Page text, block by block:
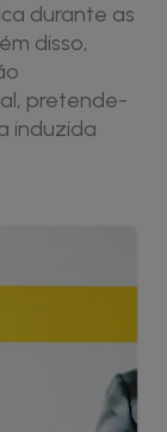
durante as
disso,
pretende-
induzida